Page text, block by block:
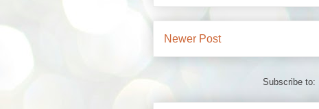
Newer Post
Subscribe to: